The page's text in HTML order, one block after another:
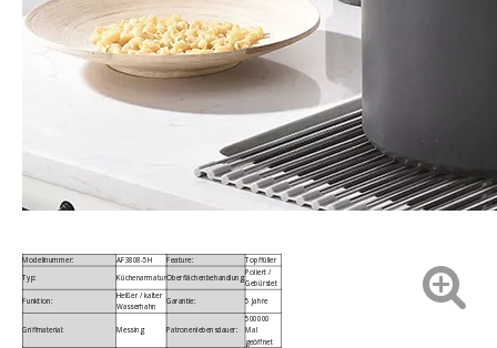
Modellnummer: AF3808-5H Feature:
Topffüller
Typ:
KüchenarmaturOberflächenbehandlung:
Poliert /
Gebürstet
Funktion:
Heißer / kalter
Wasserhahn
Garantie: 5 Jahre
Griffmaterial: Messing Patronenlebensdauer:
500000
Mal
geöffnet